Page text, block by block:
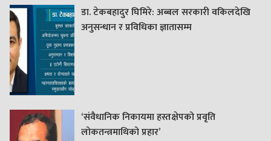
डा. टेकबहादुर घिमिरे: अब्बल सरकारी वकिलदेखि
अनुसन्धान र प्रविधिका ज्ञातासम्म
‘संवैधानिक निकायमा हस्तक्षेपको प्रवृति
लोकतन्त्रमाथिको प्रहार’